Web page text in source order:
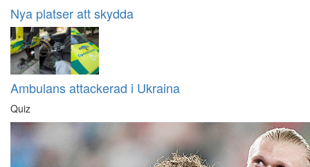
Nya platser att skydda
Ambulans attackerad i Ukraina
Quiz